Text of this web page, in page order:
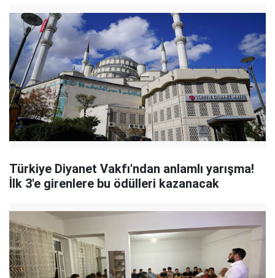
Türkiye Diyanet Vakfı'ndan anlamlı yarışma!
İlk 3'e girenlere bu ödülleri kazanacak